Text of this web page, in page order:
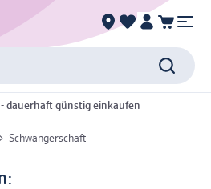
- dauerhaft günstig einkaufen
Schwangerschaft